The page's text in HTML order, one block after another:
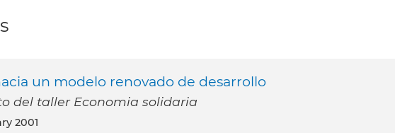
un modelo renovado de desarrollo
del taller Economia solidaria
2001